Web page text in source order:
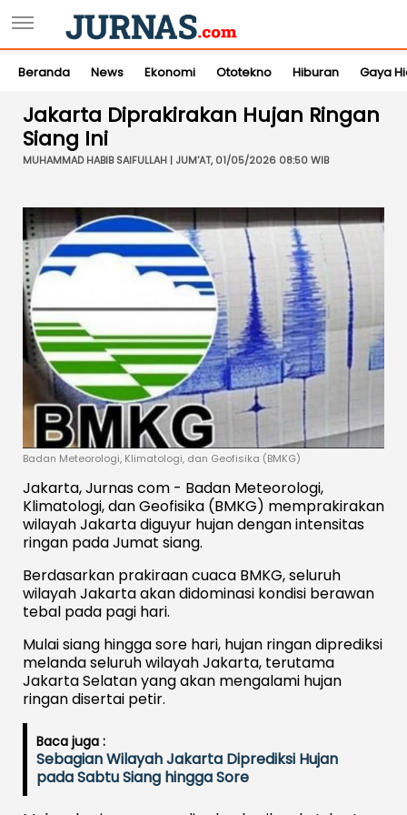
Beranda News Ekonomi Ototekno Hiburan Gaya
Jakarta Diprakirakan Hujan Ringan
Siang Ini
MUHAMMAD HABIB SAIFULLAH | JUM'AT, 01/05/2026 08:50 WIB
Badan Meteorologi, Klimatologi, dan Geofisika (BMKG)
Jakarta, Jurnas com - Badan Meteorologi,
Klimatologi, dan Geofisika (BMKG) memprakirakan
wilayah Jakarta diguyur hujan dengan intensitas
ringan pada Jumat siang.
Berdasarkan prakiraan cuaca BMKG, seluruh
wilayah Jakarta akan didominasi kondisi berawan
tebal pada pagi hari.
Mulai siang hingga sore hari, hujan ringan diprediksi
melanda seluruh wilayah Jakarta, terutama
Jakarta Selatan yang akan mengalami hujan
ringan disertai petir.
Baca juga :
Sebagian Wilayah Jakarta Diprediksi Hujan
pada Sabtu Siang hingga Sore